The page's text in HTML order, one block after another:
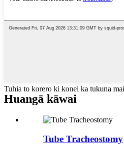
Tuhia to korero ki konei ka tukuna
Huangā kāwai
Tube Tracheostomy